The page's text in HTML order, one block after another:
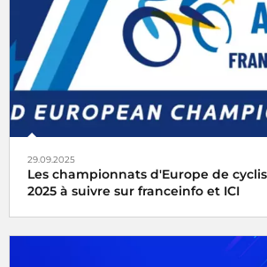
29.09.2025
Les championnats d'Europe de
2025 à suivre sur franceinfo et ICI